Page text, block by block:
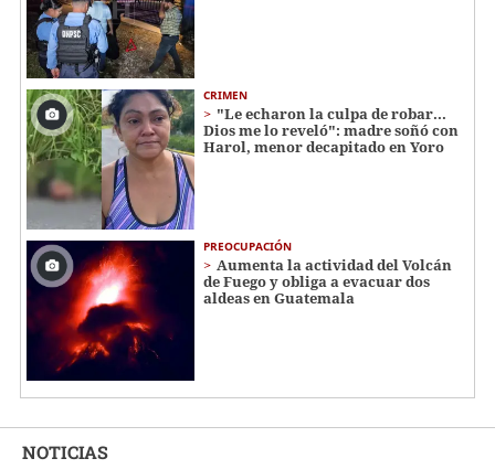
CRIMEN
"Le echaron la culpa de robar...
Dios me lo reveló": madre soñó con
Harol, menor decapitado en Yoro
PREOCUPACIÓN
Aumenta la actividad del Volcán
de Fuego y obliga a evacuar dos
aldeas en Guatemala
NOTICIAS